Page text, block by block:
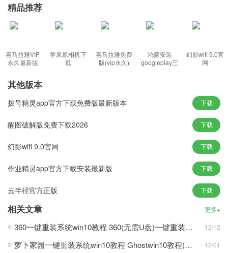
功能特色：
多样化；
3、上外网和免费下载更迅速，加速前台接待显示信息速率；
4、DLL动态性联接库全自动释放出来，包含的新修补程序并将其安
新颖玩法：
1、系统更新了电脑网络组件，可以完美适配用户的硬件进行驱动安
装；
2、为用户带来了最好的系统交互服务，对硬件信息的完全系统适应
来安装驱动程序；
3、系统中的存储空间非常的全面，最大程度简化系统的安装步骤和
4、让用户不受平面图形的限制，系统中还加入了win10最新发布的
功能。
精品推荐
喜马拉雅VIP
永久最新版
苹果原相机下
载
喜马拉雅免费
版(vip永久)
鸿蒙安装
googleplay三
幻影wifi 9.0官
网
其他版本
拨号精灵app官方下载免费版最新版本 下载
醒图破解版免费下载2026 下载
幻影wifi 9.0官网 下载
作业精灵app官方下载安装最新版 下载
云半径官方正版 下载
相关文章 更多+
360一键重装系统win10教程 360(无需U盘)一键重装系统win10超简单教程 12/12
萝卜家园一键重装系统win10教程 Ghostwin10教程(多图) 12/01